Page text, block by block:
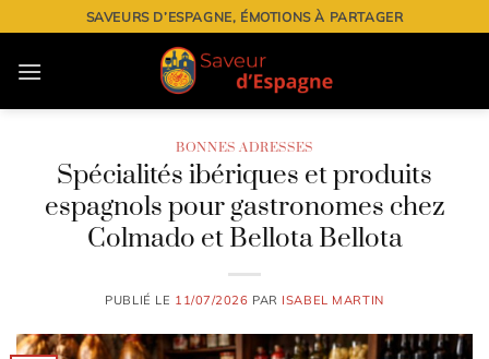
au
contenu
SAVEURS D’ESPAGNE, ÉMOTIONS À PARTAGER
BONNES ADRESSES
Spécialités ibériques et produits
espagnols pour gastronomes chez
Colmado et Bellota Bellota
PUBLIÉ LE 11/07/2026 PAR ISABEL MARTIN